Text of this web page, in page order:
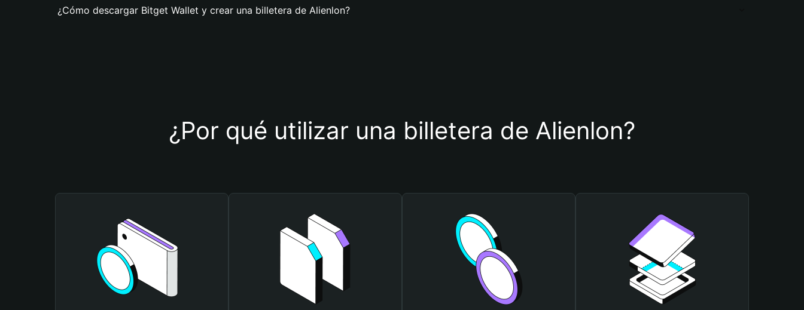
¿Cómo descargar Bitget Wallet y crear una billetera de Alienlon?
¿Por qué utilizar una billetera de Alienlon?